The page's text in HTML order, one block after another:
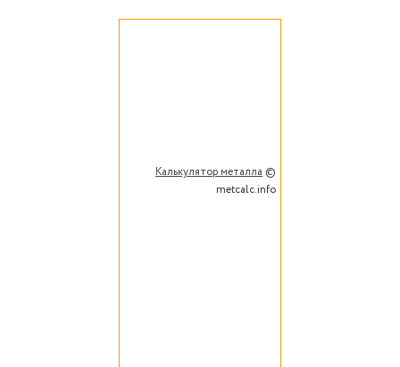
Калькулятор металла ©
metcalc.info